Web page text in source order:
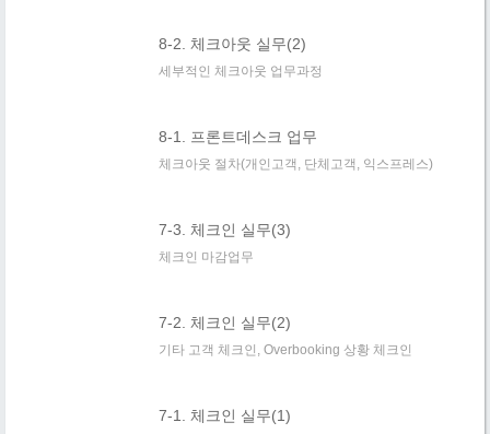
8-2. 체크아웃 실무(2)
세부적인 체크아웃 업무과정
8-1. 프론트데스크 업무
체크아웃 절차(개인고객, 단체고객, 익스프레스)
7-3. 체크인 실무(3)
체크인 마감업무
7-2. 체크인 실무(2)
기타 고객 체크인, Overbooking 상황 체크인
7-1. 체크인 실무(1)